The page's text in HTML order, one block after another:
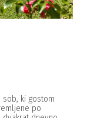
sob, ki gostom
po